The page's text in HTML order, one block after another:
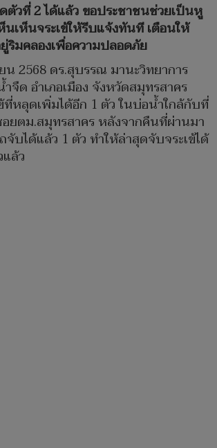
ตัวที่ 2 ได้แล้ว ขอประชาชนช่วยเป็นหู
เห็นจระเข้ให้รีบแจ้งทันที เตือนให้
ริมคลองเพื่อความปลอดภัย
น 2568 ดร.สุบรรณ มานะวิทยาการ
จืด อำเภอเมือง จังหวัดสมุทรสาคร
ที่หลุดเพิ่มได้อีก 1 ตัว ในบ่อน้ำใกล้กับที่
ยตม.สมุทรสาคร หลังจากคืนที่ผ่านมา
จับได้แล้ว 1 ตัว ทำให้ล่าสุดจับจระเข้ได้
ล้ว